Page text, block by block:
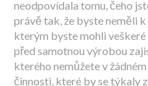
neodpovídala tomu, čeho
právě tak, že byste neměli
kterým byste mohli
před samotnou výrobou
kterého nemůžete v
činnosti, které by se týkaly